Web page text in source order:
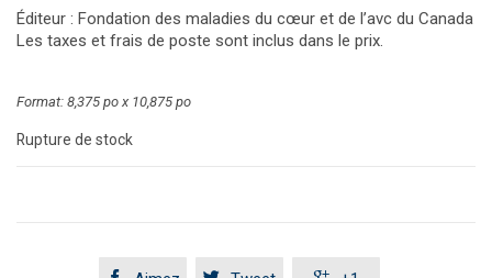
Éditeur : Fondation des maladies du cœur et de l’avc du Canada
Les taxes et frais de poste sont inclus dans le prix.
Format: 8,375 po x 10,875 po
Rupture de stock